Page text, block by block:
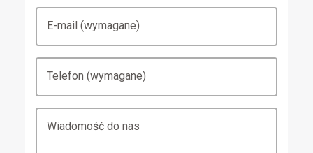
E-mail (wymagane)
Telefon (wymagane)
Wiadomość do nas